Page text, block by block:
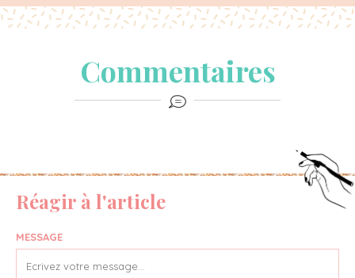
Commentaires
Réagir à l'article
MESSAGE